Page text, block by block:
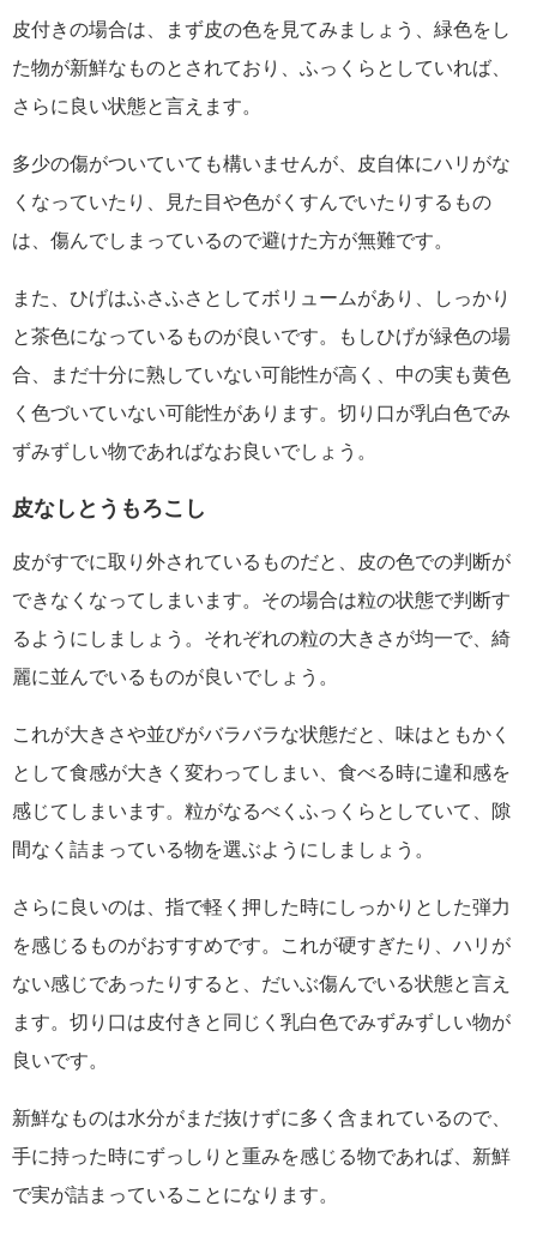
皮付きの場合は、まず皮の色を見てみましょう、緑色をし
た物が新鮮なものとされており、ふっくらとしていれば、
さらに良い状態と言えます。
多少の傷がついていても構いませんが、皮自体にハリがな
くなっていたり、見た目や色がくすんでいたりするもの
は、傷んでしまっているので避けた方が無難です。
また、ひげはふさふさとしてボリュームがあり、しっかり
と茶色になっているものが良いです。もしひげが緑色の場
合、まだ十分に熟していない可能性が高く、中の実も黄色
く色づいていない可能性があります。切り口が乳白色でみ
ずみずしい物であればなお良いでしょう。
皮なしとうもろこし
皮がすでに取り外されているものだと、皮の色での判断が
できなくなってしまいます。その場合は粒の状態で判断す
るようにしましょう。それぞれの粒の大きさが均一で、綺
麗に並んでいるものが良いでしょう。
これが大きさや並びがバラバラな状態だと、味はともかく
として食感が大きく変わってしまい、食べる時に違和感を
感じてしまいます。粒がなるべくふっくらとしていて、隙
間なく詰まっている物を選ぶようにしましょう。
さらに良いのは、指で軽く押した時にしっかりとした弾力
を感じるものがおすすめです。これが硬すぎたり、ハリが
ない感じであったりすると、だいぶ傷んでいる状態と言え
ます。切り口は皮付きと同じく乳白色でみずみずしい物が
良いです。
新鮮なものは水分がまだ抜けずに多く含まれているので、
手に持った時にずっしりと重みを感じる物であれば、新鮮
で実が詰まっていることになります。